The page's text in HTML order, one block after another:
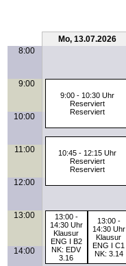
Mo, 13.07.2026
8:00
9:00
9:00 - 10:30 Uhr
Reserviert
Reserviert
10:00
10:45 - 12:15 Uhr
Reserviert
Reserviert
11:00
12:00
13:00
13:00 -
14:30 Uhr
Klausur
ENG I B2
NK: EDV
3.16
13:00 -
14:30 Uhr
Klausur
ENG I C1
NK: 3.14
14:00